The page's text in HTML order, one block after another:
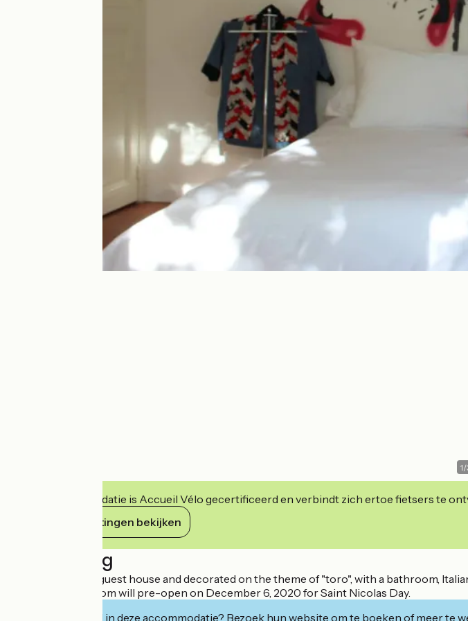
1/
Deze accommodatie is Accueil Vélo gecertificeerd en verbindt zich ertoe fietsers te
Haar verplichtingen bekijken
Beschrijving
A 24m² room in a guest house and decorated on the theme of "toro", with a bathroom,
The treatment room will pre-open on December 6, 2020 for Saint Nicolas Day.
Geïnteresseerd in deze accommodatie? Bezoek hun website om te boeken of meer te